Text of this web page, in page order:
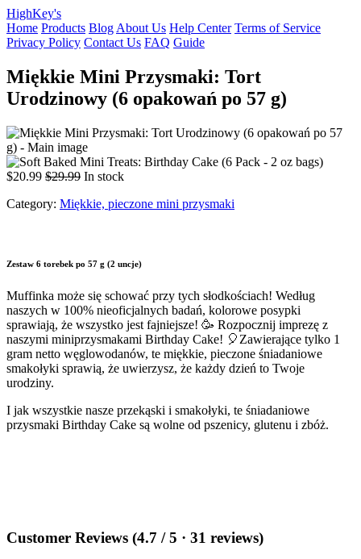
HighKey's
Home Products Blog About Us Help Center Terms of Service
Privacy Policy Contact Us FAQ Guide
Miękkie Mini Przysmaki: Tort
Urodzinowy (6 opakowań po 57 g)
$20.99 $29.99 In stock
Category: Miękkie, pieczone mini przysmaki
Zestaw 6 torebek po 57 g (2 uncje)
Muffinka może się schować przy tych słodkościach! Według
naszych w 100% nieoficjalnych badań, kolorowe posypki
sprawiają, że wszystko jest fajniejsze! 🥳 Rozpocznij imprezę z
naszymi miniprzysmakami Birthday Cake! 🎈Zawierające tylko 1
gram netto węglowodanów, te miękkie, pieczone śniadaniowe
smakołyki sprawią, że uwierzysz, że każdy dzień to Twoje
urodziny.
I jak wszystkie nasze przekąski i smakołyki, te śniadaniowe
przysmaki Birthday Cake są wolne od pszenicy, glutenu i zbóż.
Customer Reviews (4.7 / 5 · 31 reviews)